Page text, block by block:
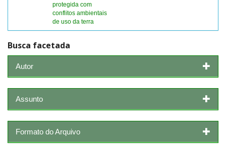
protegida com
conflitos ambientais
de uso da terra
Busca facetada
Autor
Assunto
Formato do Arquivo